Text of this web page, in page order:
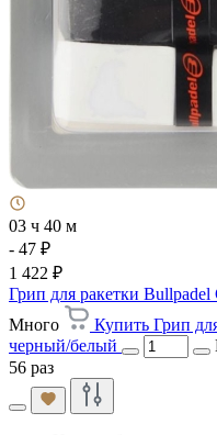
03 ч 40 м
- 47 ₽
1 422 ₽
Грип для ракетки
Много
Купить Грип
черный/белый
56 раз